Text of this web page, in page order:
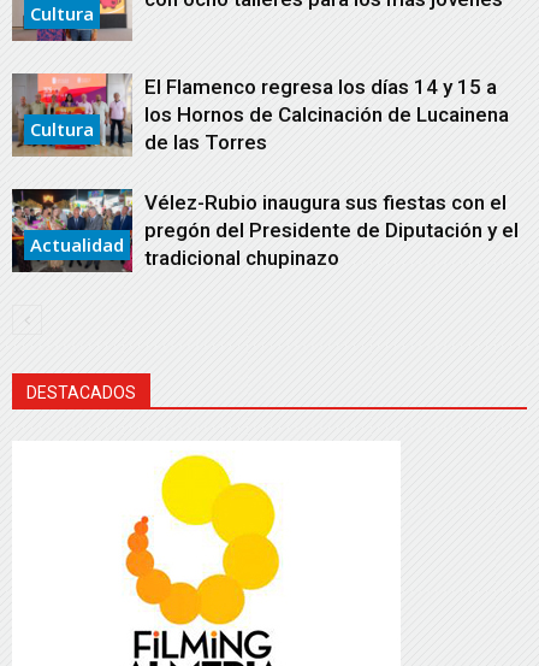
Cultura
Cultura
El Flamenco regresa los días 14 y 15 a
los Hornos de Calcinación de Lucainena
de las Torres
Actualidad
Vélez-Rubio inaugura sus fiestas con el
pregón del Presidente de Diputación y el
tradicional chupinazo
DESTACADOS